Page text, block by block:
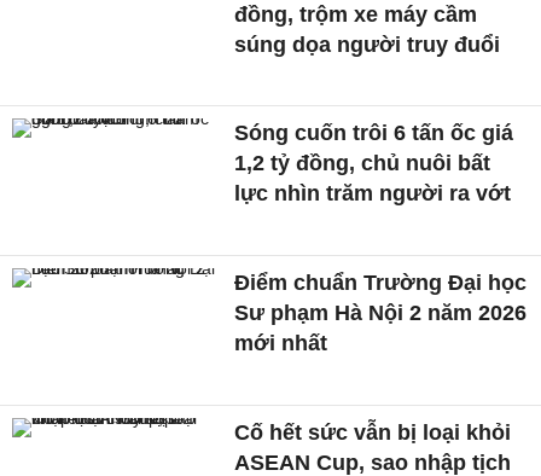
đồng, trộm xe máy cầm
súng dọa người truy đuổi
Sóng cuốn trôi 6 tấn ốc giá
1,2 tỷ đồng, chủ nuôi bất
lực nhìn trăm người ra vớt
Điểm chuẩn Trường Đại học
Sư phạm Hà Nội 2 năm 2026
mới nhất
Cố hết sức vẫn bị loại khỏi
ASEAN Cup, sao nhập tịch